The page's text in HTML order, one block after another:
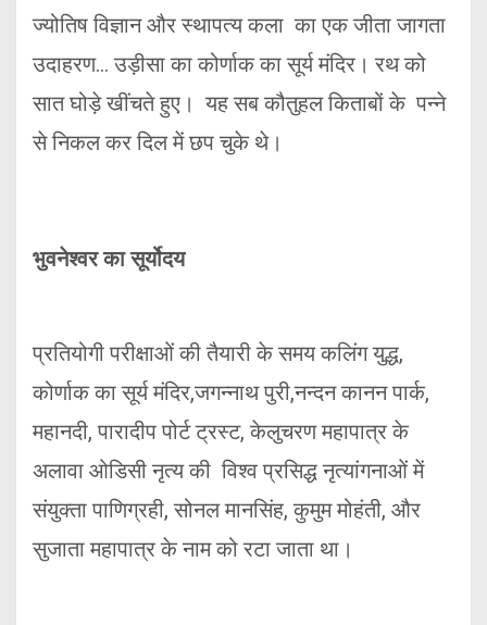
ज्योतिष विज्ञान और स्थापत्य कला का एक जीता जागता
उदाहरण… उड़ीसा का कोर्णाक का सूर्य मंदिर। रथ को
सात घोड़े खींचते हुए। यह सब कौतुहल किताबों के पन्ने
से निकल कर दिल में छप चुके थे।
भुवनेश्वर का सूर्योदय
प्रतियोगी परीक्षाओं की तैयारी के समय कलिंग युद्ध,
कोर्णाक का सूर्य मंदिर,जगन्नाथ पुरी,नन्दन कानन पार्क,
महानदी, पारादीप पोर्ट ट्रस्ट, केलुचरण महापात्र के
अलावा ओडिसी नृत्य की विश्व प्रसिद्ध नृत्यांगनाओं में
संयुक्ता पाणिग्रही, सोनल मानसिंह, कुमुम मोहंती, और
सुजाता महापात्र के नाम को रटा जाता था।